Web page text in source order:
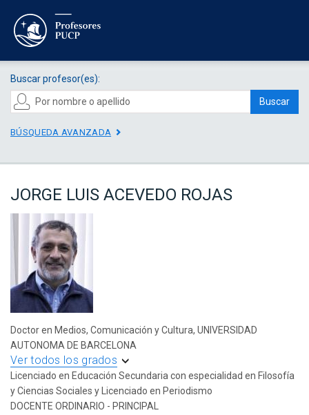
Buscar profesor(es):
Buscar
BÚSQUEDA AVANZADA
JORGE LUIS ACEVEDO ROJAS
Doctor en Medios, Comunicación y Cultura, UNIVERSIDAD
AUTONOMA DE BARCELONA
Ver todos los grados
Licenciado en Educación Secundaria con especialidad en Filosofía
y Ciencias Sociales y Licenciado en Periodismo
DOCENTE ORDINARIO - PRINCIPAL